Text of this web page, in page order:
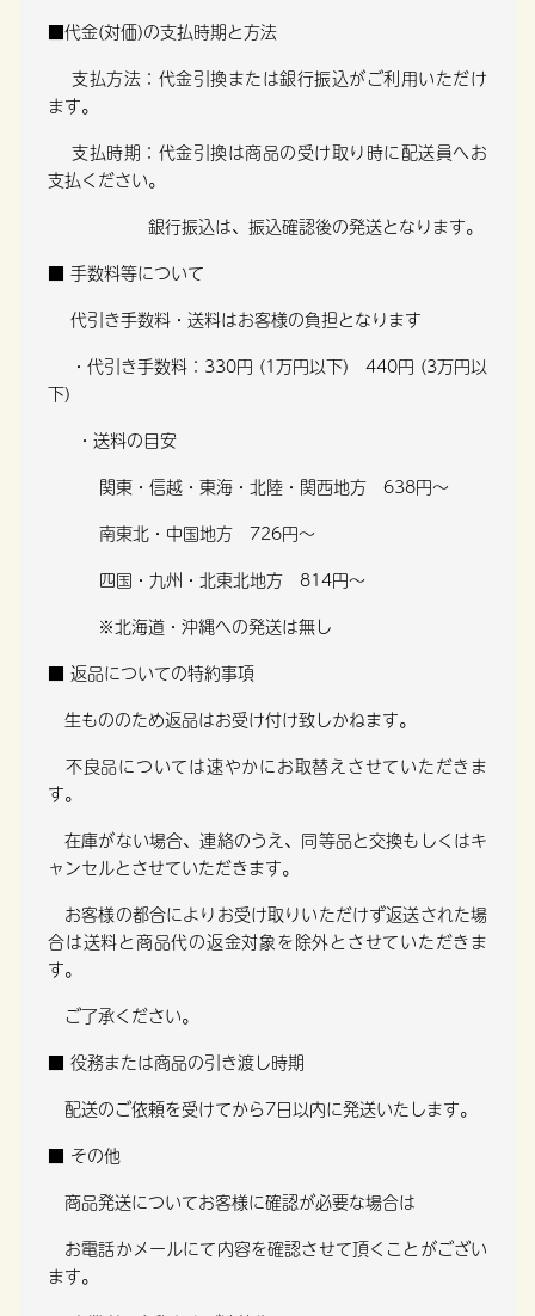
■代金(対価)の支払時期と方法
支払方法：代金引換または銀行振込がご利用いただけ
ます。
支払時期：代金引換は商品の受け取り時に配送員へお
支払ください。
銀行振込は、振込確認後の発送となります。
■ 手数料等について
代引き手数料・送料はお客様の負担となります
・代引き手数料：330円 (1万円以下) 440円 (3万円以
下)
・送料の目安
関東・信越・東海・北陸・関西地方 638円～
南東北・中国地方 726円～
四国・九州・北東北地方 814円～
※北海道・沖縄への発送は無し
■ 返品についての特約事項
生もののため返品はお受け付け致しかねます。
不良品については速やかにお取替えさせていただきま
す。
在庫がない場合、連絡のうえ、同等品と交換もしくはキ
ャンセルとさせていただきます。
お客様の都合によりお受け取りいただけず返送された場
合は送料と商品代の返金対象を除外とさせていただきま
す。
ご了承ください。
■ 役務または商品の引き渡し時期
配送のご依頼を受けてから7日以内に発送いたします。
■ その他
商品発送についてお客様に確認が必要な場合は
お電話かメールにて内容を確認させて頂くことがござい
ます。